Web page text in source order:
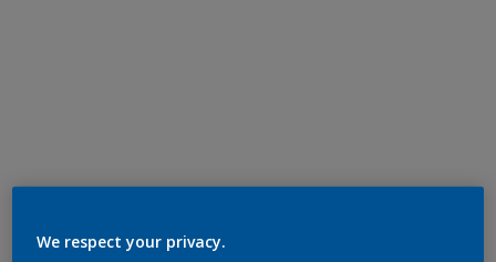
We respect your privacy.